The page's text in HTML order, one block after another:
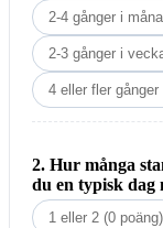
2-4 gånger i
2-3 gånger i
4 eller fler
2. Hur många
du en typisk
1 eller 2 (0 poäng)